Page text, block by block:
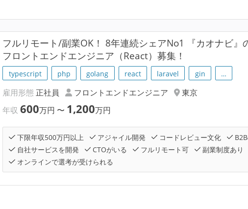
フルリモート/副業OK！ 8年連続シェアNo1 『カオナビ』
フロントエンドエンジニア（React）募集！
typescript php golang react laravel gin …
雇用形態 正社員 フロントエンドエンジニア
東京
年収600万円 〜 1,200万円
下限年収500万円以上 アジャイル開発 コードレビュー文化
自社サービスを開発
CTOがいる フルリモート可
副業制度あり
オンラインで選考が受けられる